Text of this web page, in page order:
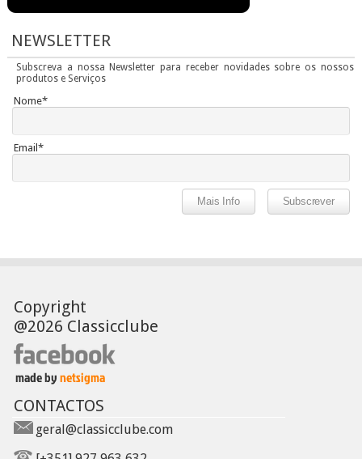
NEWSLETTER
Subscreva a nossa Newsletter para receber novidades sobre os nossos
produtos e Serviços
Nome*
Email*
Copyright
@2026 Classicclube
CONTACTOS
geral@classicclube.com